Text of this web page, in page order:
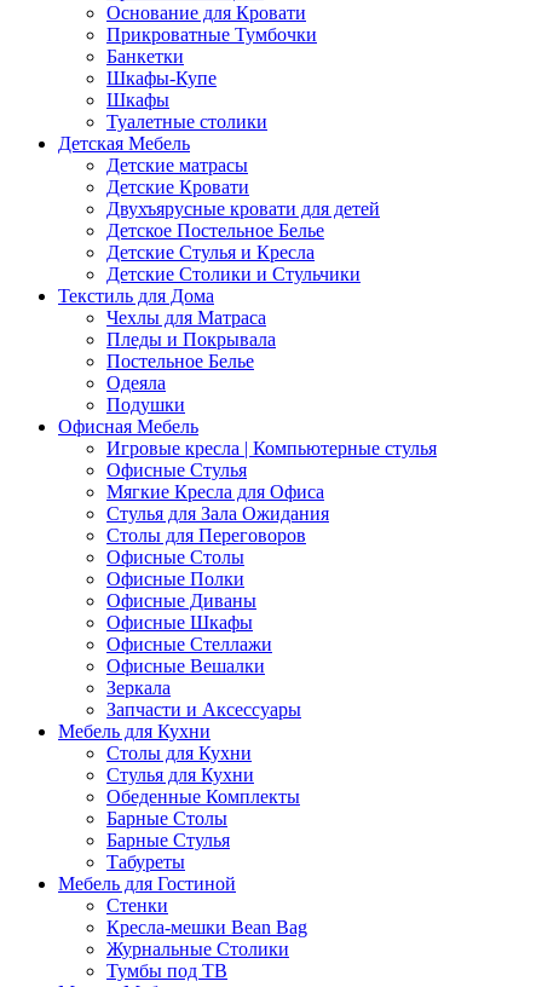
Основание для Кровати
Прикроватные Тумбочки
Банкетки
Шкафы-Купе
Шкафы
Туалетные столики
Детская Мебель
Детские матрасы
Детские Кровати
Двухъярусные кровати для детей
Детское Постельное Белье
Детские Стулья и Кресла
Детские Столики и Стульчики
Текстиль для Дома
Чехлы для Матраса
Пледы и Покрывала
Постельное Белье
Одеяла
Подушки
Офисная Мебель
Игровые кресла | Компьютерные стулья
Офисные Стулья
Мягкие Кресла для Офиса
Стулья для Зала Ожидания
Столы для Переговоров
Офисные Столы
Офисные Полки
Офисные Диваны
Офисные Шкафы
Офисные Стеллажи
Офисные Вешалки
Зеркала
Запчасти и Аксессуары
Мебель для Кухни
Столы для Кухни
Стулья для Кухни
Обеденные Комплекты
Барные Столы
Барные Стулья
Табуреты
Мебель для Гостиной
Стенки
Кресла-мешки Bean Bag
Журнальные Столики
Тумбы под ТВ